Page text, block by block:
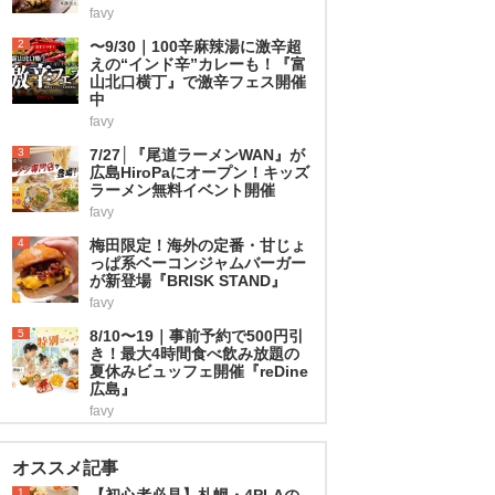
favy
2
〜9/30｜100辛麻辣湯に激辛超
えの“インド辛”カレーも！『富
山北口横丁』で激辛フェス開催
中
favy
3
7/27│『尾道ラーメンWAN』が
広島HiroPaにオープン！キッズ
ラーメン無料イベント開催
favy
4
梅田限定！海外の定番・甘じょ
っぱ系ベーコンジャムバーガー
が新登場『BRISK STAND』
favy
5
8/10〜19｜事前予約で500円引
き！最大4時間食べ飲み放題の
夏休みビュッフェ開催『reDine
広島』
favy
オススメ記事
1